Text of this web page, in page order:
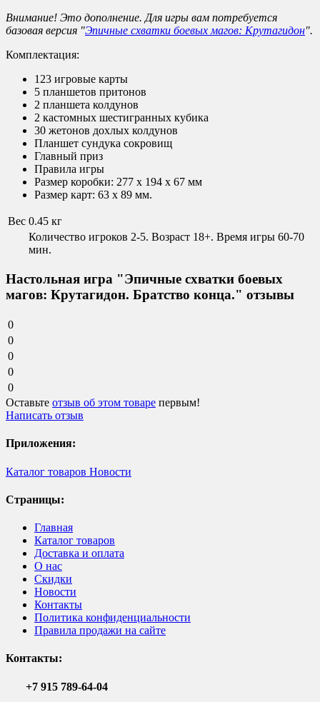
Внимание! Это дополнение. Для игры вам потребуется
базовая версия "Эпичные схватки боевых магов: Крутагидон".
Комплектация:
123 игровые карты
5 планшетов притонов
2 планшета колдунов
2 кастомных шестигранных кубика
30 жетонов дохлых колдунов
Планшет сундука сокровищ
Главный приз
Правила игры
Размер коробки: 277 x 194 x 67 мм
Размер карт: 63 х 89 мм.
Вес 0.45 кг
Количество игроков 2-5. Возраст 18+. Время игры 60-70
мин.
Настольная игра "Эпичные схватки боевых
магов: Крутагидон. Братство конца." отзывы
0
0
0
0
0
Оставьте отзыв об этом товаре первым!
Написать отзыв
Приложения:
Каталог товаров Новости
Страницы:
Главная
Каталог товаров
Доставка и оплата
О нас
Скидки
Новости
Контакты
Политика конфиденциальности
Правила продажи на сайте
Контакты:
+7 915 789-64-04